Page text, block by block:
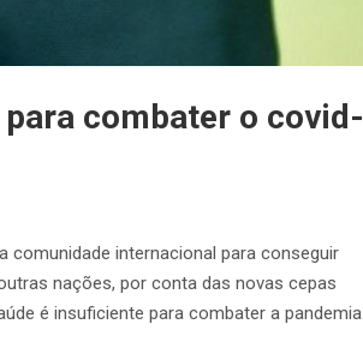
combater o covid-
comunidade internacional para conseguir
nações, por conta das novas cepas
é insuficiente para combater a pandemia